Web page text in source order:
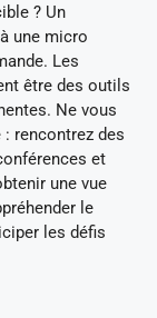
? Un
une micro
Les
être des outils
Ne vous
rencontrez des
et
une vue
le
les défis